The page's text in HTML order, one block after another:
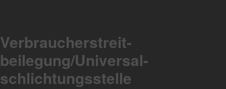
Verbraucher­streit­
beilegung/Universal­
schlichtungs­stelle